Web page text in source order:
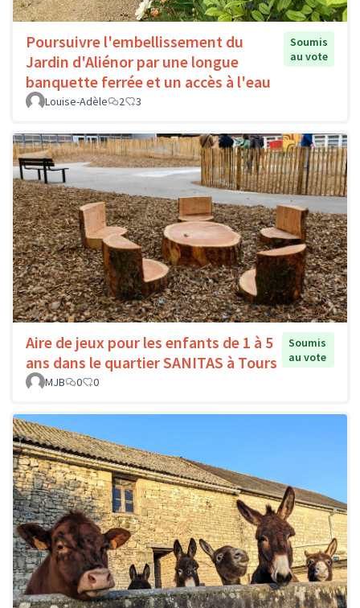
Poursuivre l'embellissement du
Jardin d'Aliénor par une longue
banquette ferrée et un accès à l'eau
Soumis
au vote
Louise-Adèle 2 3
Aire de jeux pour les enfants de 1 à 5
ans dans le quartier SANITAS à Tours
Soumis
au vote
MJB
0 0